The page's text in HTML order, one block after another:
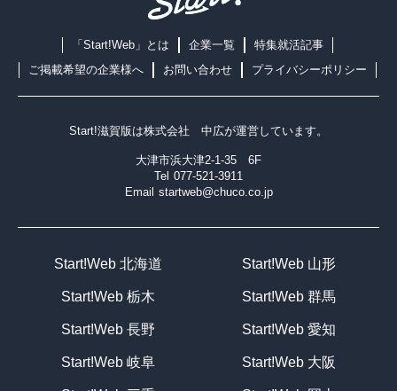
「Start!Web」とは 企業一覧
特集就活記事
ご掲載希望の企業様へ
お問い合わせ プライバシーポリシー
Start!滋賀版は株式会社 中広が運営しています。
大津市浜大津2-1-35 6F
Tel 077-521-3911
Email startweb@chuco.co.jp
Start!Web 北海道 Start!Web 山形
Start!Web 栃木 Start!Web 群馬
Start!Web 長野 Start!Web 愛知
Start!Web 岐阜 Start!Web 大阪